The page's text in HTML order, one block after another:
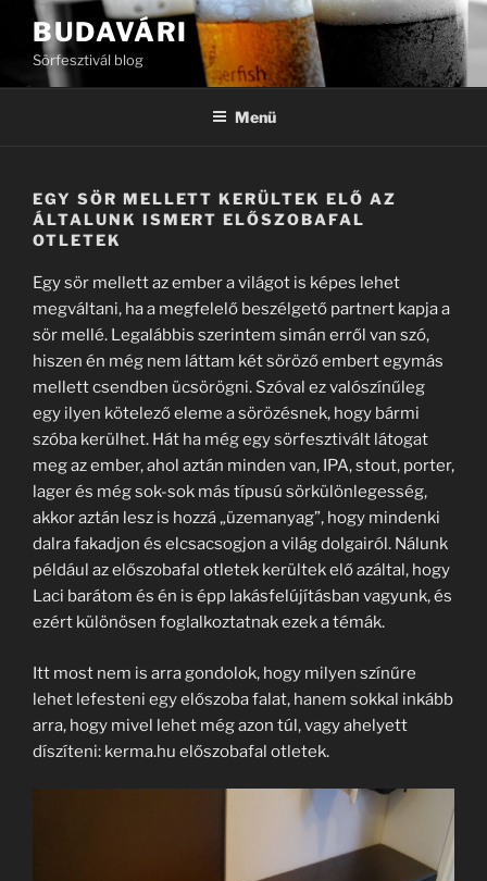
Tartalomhoz
BUDAVÁRI
Sörfesztivál blog
Menü
EGY SÖR MELLETT KERÜLTEK ELŐ AZ
ÁLTALUNK ISMERT ELŐSZOBAFAL
OTLETEK
Egy sör mellett az ember a világot is képes lehet
megváltani, ha a megfelelő beszélgető partnert kapja a
sör mellé. Legalábbis szerintem simán erről van szó,
hiszen én még nem láttam két söröző embert egymás
mellett csendben ücsörögni. Szóval ez valószínűleg
egy ilyen kötelező eleme a sörözésnek, hogy bármi
szóba kerülhet. Hát ha még egy sörfesztivált látogat
meg az ember, ahol aztán minden van, IPA, stout, porter,
lager és még sok-sok más típusú sörkülönlegesség,
akkor aztán lesz is hozzá „üzemanyag”, hogy mindenki
dalra fakadjon és elcsacsogjon a világ dolgairól. Nálunk
például az előszobafal otletek kerültek elő azáltal, hogy
Laci barátom és én is épp lakásfelújításban vagyunk, és
ezért különösen foglalkoztatnak ezek a témák.
Itt most nem is arra gondolok, hogy milyen színűre
lehet lefesteni egy előszoba falat, hanem sokkal inkább
arra, hogy mivel lehet még azon túl, vagy ahelyett
díszíteni: kerma.hu előszobafal otletek.